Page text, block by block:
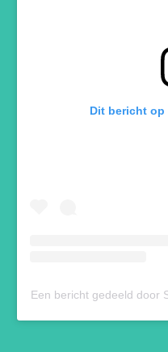
Dit bericht op
Een bericht gedeeld door